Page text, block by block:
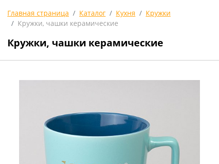
Главная страница Каталог Кухня
Кружки
Кружки, чашки керамические
Кружки, чашки керамические